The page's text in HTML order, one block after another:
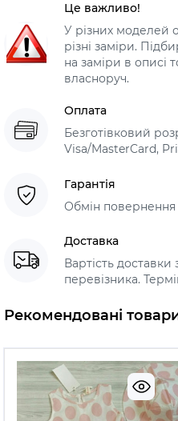
Це важливо!
У різних моделей
різні заміри.
на заміри в описі
власноруч.
Оплата
Безготівковий
Visa/MasterCard,
Гарантія
Обмін повернення
Доставка
Вартість
перевізника.
Рекомендовані